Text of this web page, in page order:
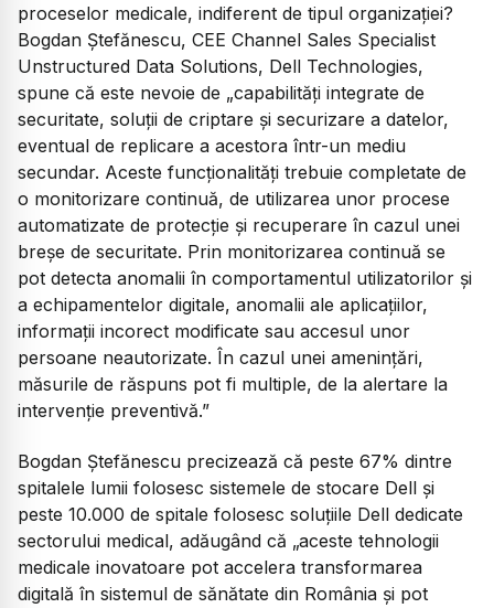
proceselor medicale, indiferent de tipul organizației?
Bogdan Ștefănescu, CEE Channel Sales Specialist
Unstructured Data Solutions, Dell Technologies,
spune că este nevoie de „capabilități integrate de
securitate, soluții de criptare și securizare a datelor,
eventual de replicare a acestora într-un mediu
secundar. Aceste funcționalități trebuie completate de
o monitorizare continuă, de utilizarea unor procese
automatizate de protecție și recuperare în cazul unei
breșe de securitate. Prin monitorizarea continuă se
pot detecta anomalii în comportamentul utilizatorilor și
a echipamentelor digitale, anomalii ale aplicațiilor,
informații incorect modificate sau accesul unor
persoane neautorizate. În cazul unei amenințări,
măsurile de răspuns pot fi multiple, de la alertare la
intervenție preventivă.”
Bogdan Ștefănescu precizează că peste 67% dintre
spitalele lumii folosesc sistemele de stocare Dell și
peste 10.000 de spitale folosesc soluțiile Dell dedicate
sectorului medical, adăugând că „aceste tehnologii
medicale inovatoare pot accelera transformarea
digitală în sistemul de sănătate din România și pot